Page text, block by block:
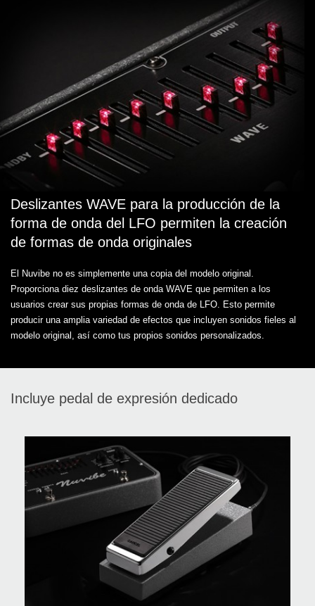
Deslizantes WAVE para la producción de la
forma de onda del LFO permiten la creación
de formas de onda originales
El Nuvibe no es simplemente una copia del modelo original.
Proporciona diez deslizantes de onda WAVE que permiten a los
usuarios crear sus propias formas de onda de LFO. Esto permite
producir una amplia variedad de efectos que incluyen sonidos fieles al
modelo original, así como tus propios sonidos personalizados.
Incluye pedal de expresión dedicado